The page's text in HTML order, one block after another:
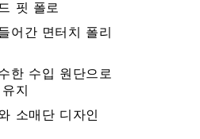
핏 폴로
어간 면터치 폴리
한 수입 원단으로
지
소매단 디자인